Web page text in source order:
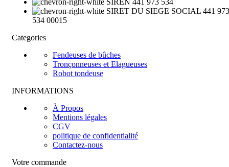
SIREN 441 973 534
SIRET DU SIEGE SOCIAL 441 973
534 00015
Categories
Fendeuses de bûches
Tronçonneuses et Elagueuses
Robot tondeuse
INFORMATIONS
À Propos
Mentions légales
CGV
politique de confidentialité
Contactez-nous
Votre commande